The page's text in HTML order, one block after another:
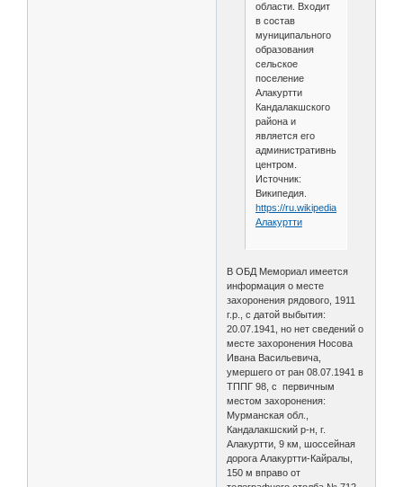
области. Входит
в состав
муниципального
образования
сельское
поселение
Алакуртти
Кандалакшского
района и
является его
административным
центром.
Источник:
Википедия.
https://ru.wikipedia.org/wiki/
Алакуртти
В ОБД Мемориал имеется
информация о месте
захоронения рядового, 1911
г.р., с датой выбытия:
20.07.1941, но нет сведений о
месте захоронения Носова
Ивана Васильевича,
умершего от ран 08.07.1941 в
ТППГ 98, с первичным
местом захоронения:
Мурманская обл.,
Кандалакшский р-н, г.
Алакуртти, 9 км, шоссейная
дорога Алакуртти-Кайралы,
150 м вправо от